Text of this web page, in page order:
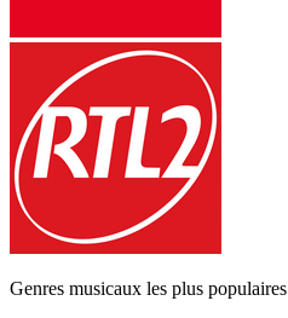
Genres musicaux les plus populaires